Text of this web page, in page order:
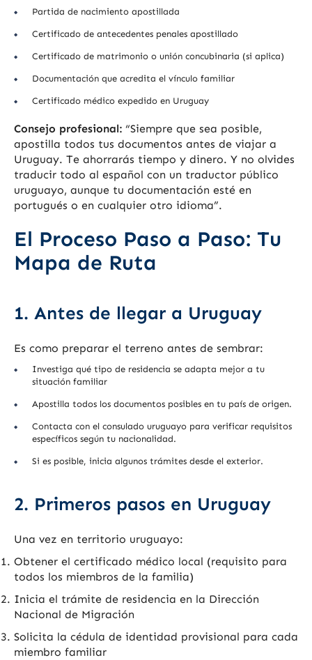
Partida de nacimiento apostillada
Certificado de antecedentes penales apostillado
Certificado de matrimonio o unión concubinaria (si aplica)
Documentación que acredita el vínculo familiar
Certificado médico expedido en Uruguay
Consejo profesional: “Siempre que sea posible,
apostilla todos tus documentos antes de viajar a
Uruguay. Te ahorrarás tiempo y dinero. Y no olvides
traducir todo al español con un traductor público
uruguayo, aunque tu documentación esté en
portugués o en cualquier otro idioma”.
El Proceso Paso a Paso: Tu
Mapa de Ruta
1. Antes de llegar a Uruguay
Es como preparar el terreno antes de sembrar:
Investiga qué tipo de residencia se adapta mejor a tu
situación familiar
Apostilla todos los documentos posibles en tu país de origen.
Contacta con el consulado uruguayo para verificar requisitos
específicos según tu nacionalidad.
Si es posible, inicia algunos trámites desde el exterior.
2. Primeros pasos en Uruguay
Una vez en territorio uruguayo:
Obtener el certificado médico local (requisito para
todos los miembros de la familia)
Inicia el trámite de residencia en la Dirección
Nacional de Migración
Solicita la cédula de identidad provisional para cada
miembro familiar